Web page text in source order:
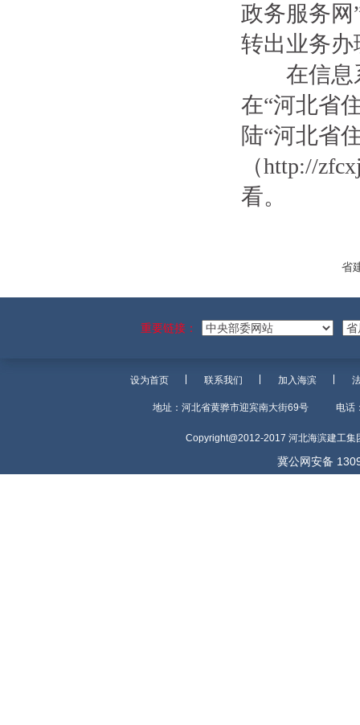
政务服务网
转出业务
在信息系
在“河北省
陆“河北省
（http://
看。
省
重要链接：
设为首页 联系我们 加入海滨
地址：河北省黄骅市迎宾南大街69号 电话
Copyright@2012-2017 河北海滨建工集
冀公网安备